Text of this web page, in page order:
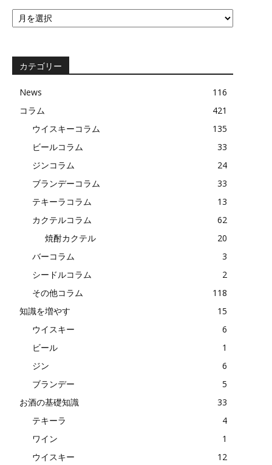
過
去
事
カテゴリー
News
116
コラム
421
ウイスキーコラム
135
ビールコラム
33
ジンコラム
24
ブランデーコラム
33
テキーラコラム
13
カクテルコラム
62
焼酎カクテル
20
バーコラム
3
シードルコラム
2
その他コラム
118
知識を増やす
15
ウイスキー
6
ビール
1
ジン
6
ブランデー
5
お酒の基礎知識
33
テキーラ
4
ワイン
1
ウイスキー
12